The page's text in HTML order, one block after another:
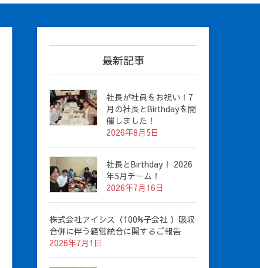
最新記事
社長が社員をお祝い！7
月の社長とBirthdayを開
催しました！
2026年8月5日
社長とBirthday！ 2026
年5月チーム！
2026年7月16日
株式会社アイシス（100%子会社 ）吸収
合併に伴う経営統合に関するご報告
2026年7月1日